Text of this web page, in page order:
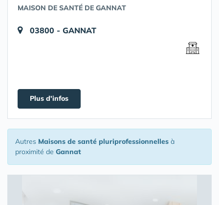
MAISON DE SANTÉ DE GANNAT
03800 - GANNAT
Plus d'infos
Autres Maisons de santé pluriprofessionnelles à
proximité de Gannat